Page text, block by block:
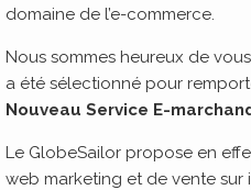
domaine de l’e-commerce.
Nous sommes heureux de
a été sélectionné pour
Nouveau Service E-
Le GlobeSailor propose en
web marketing et de vente